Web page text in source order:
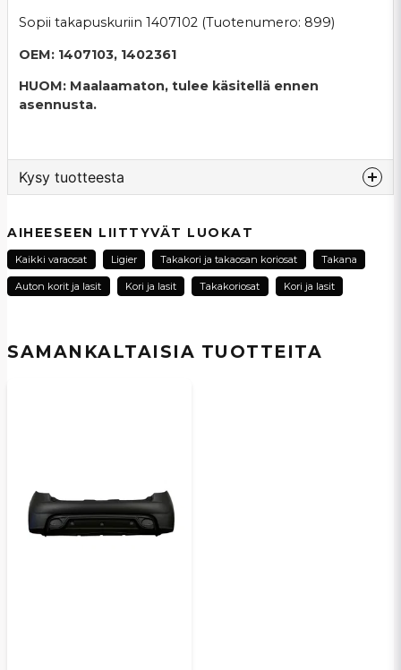
SAMANKALTAISIA ​​TUOTTEITA
Sopii takapuskuriin 1407102 (Tuotenumero: 899)
OEM: 1407103, 1402361
HUOM: Maalaamaton, tulee käsitellä ennen
asennusta.
Kysy tuotteesta
Kysy meiltä tästä tuotteesta...
AIHEESEEN LIITTYVÄT LUOKAT
Kaikki varaosat Ligier Takakori ja takaosan koriosat Takana
Auton korit ja lasit Kori ja lasit Takakoriosat Kori ja lasit